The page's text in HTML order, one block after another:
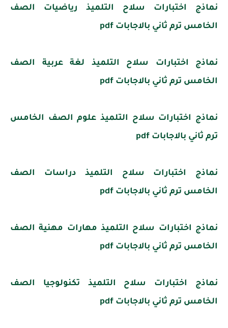
نماذج اختبارات سلاح التلميذ رياضيات الصف
الخامس ترم ثاني بالاجابات pdf
نماذج اختبارات سلاح التلميذ لغة عربية الصف
الخامس ترم ثاني بالاجابات pdf
نماذج اختبارات سلاح التلميذ علوم الصف الخامس
ترم ثاني بالاجابات pdf
نماذج اختبارات سلاح التلميذ دراسات الصف
الخامس ترم ثاني بالاجابات pdf
نماذج اختبارات سلاح التلميذ مهارات مهنية الصف
الخامس ترم ثاني بالاجابات pdf
نماذج اختبارات سلاح التلميذ تكنولوجيا الصف
الخامس ترم ثاني بالاجابات pdf